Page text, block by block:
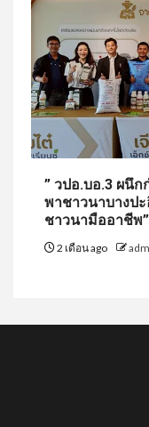
” วปอ.บอ.3 ผนึก
พาชาวนาบางปะ
ชาวนามืออาชีพ”
2 เดือน ago